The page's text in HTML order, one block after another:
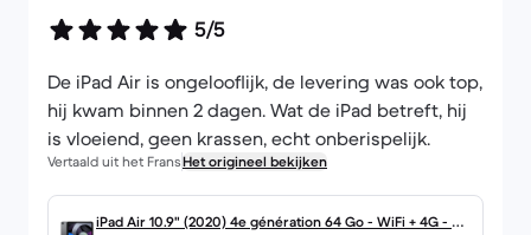
5/5
De iPad Air is ongelooflijk, de levering was ook top,
hij kwam binnen 2 dagen. Wat de iPad betreft, hij
is vloeiend, geen krassen, echt onberispelijk.
Vertaald uit het FransHet origineel bekijken
iPad Air 10.9" (2020) 4e génération 64 Go - WiFi + 4G - Gri